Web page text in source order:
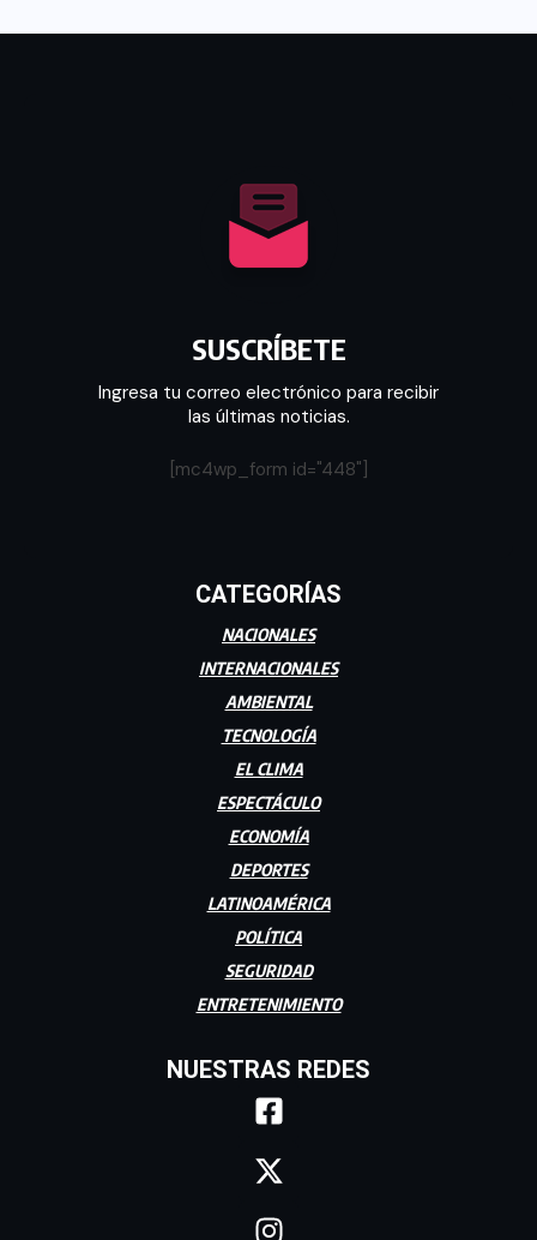
SUSCRÍBETE
Ingresa tu correo electrónico para recibir
las últimas noticias.
[mc4wp_form id="448"]
CATEGORÍAS
NACIONALES
INTERNACIONALES
AMBIENTAL
TECNOLOGÍA
EL CLIMA
ESPECTÁCULO
ECONOMÍA
DEPORTES
LATINOAMÉRICA
POLÍTICA
SEGURIDAD
ENTRETENIMIENTO
NUESTRAS REDES